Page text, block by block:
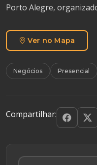
Porto Alegre,
Ver no Mapa
Negócios Presencial
Compartilhar: